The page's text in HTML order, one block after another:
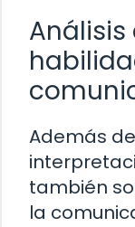
Además
también
la